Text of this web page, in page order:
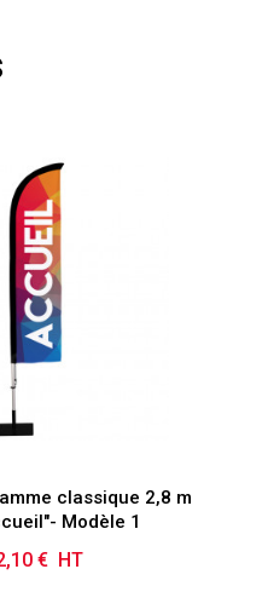
classique 2,8 m
Modèle 1
Prix€ HT